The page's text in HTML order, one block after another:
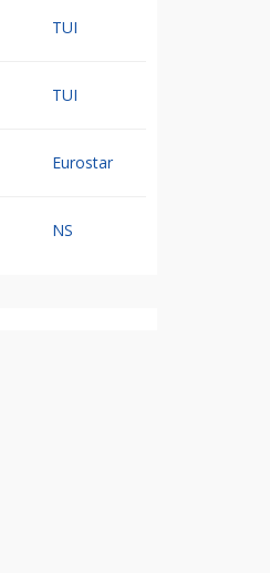
TUI
TUI
Eurostar
NS